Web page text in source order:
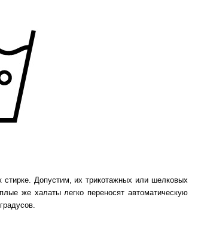
Допустим, их трикотажных или шелковых
же халаты легко переносят автоматическую